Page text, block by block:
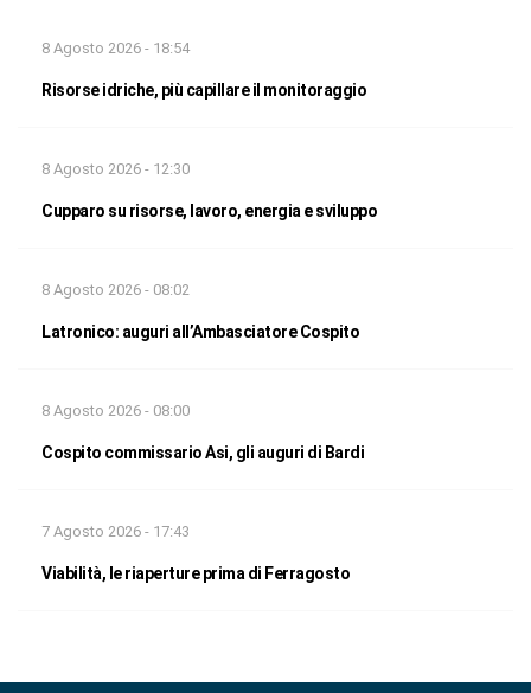
8 Agosto 2026 - 18:54
Risorse idriche, più capillare il monitoraggio
8 Agosto 2026 - 12:30
Cupparo su risorse, lavoro, energia e sviluppo
8 Agosto 2026 - 08:02
Latronico: auguri all’Ambasciatore Cospito
8 Agosto 2026 - 08:00
Cospito commissario Asi, gli auguri di Bardi
7 Agosto 2026 - 17:43
Viabilità, le riaperture prima di Ferragosto